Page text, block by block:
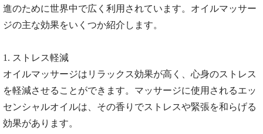
進のために世界中で広く利用されています。オイルマッサー
ジの主な効果をいくつか紹介します。
1. ストレス軽減
オイルマッサージはリラックス効果が高く、心身のストレス
を軽減させることができます。マッサージに使用されるエッ
センシャルオイルは、その香りでストレスや緊張を和らげる
効果があります。